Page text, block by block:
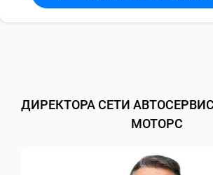
ДИРЕКТОРА СЕТИ
МОТОРС